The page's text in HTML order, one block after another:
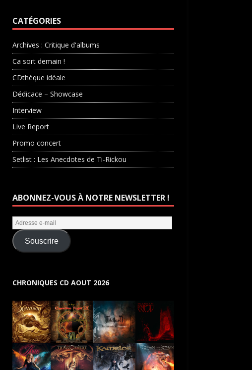
CATÉGORIES
Archives : Critique d'albums
Ca sort demain !
CDthèque idéale
Dédicace – Showcase
Interview
Live Report
Promo concert
Setlist : Les Anecdotes de Ti-Rickou
ABONNEZ-VOUS À NOTRE NEWSLETTER !
Souscrire
CHRONIQUES CD AOUT 2026